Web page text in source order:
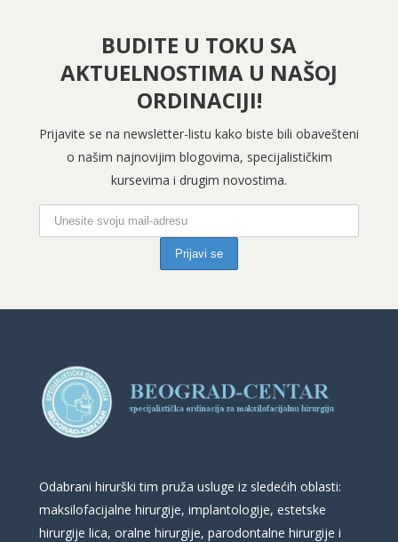
BUDITE U TOKU SA
AKTUELNOSTIMA U NAŠOJ
ORDINACIJI!
Prijavite se na newsletter-listu kako biste bili obavešteni
o našim najnovijim blogovima, specijalističkim
kursevima i drugim novostima.
Odabrani hirurški tim pruža usluge iz sledećih oblasti:
maksilofacijalne hirurgije, implantologije, estetske
hirurgije lica, oralne hirurgije, parodontalne hirurgije i